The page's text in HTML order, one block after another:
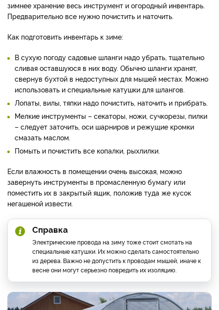
зимнее хранение весь инструмент и огородный инвентарь.
Предварительно все нужно почистить и наточить.
Как подготовить инвентарь к зиме:
В сухую погоду садовые шланги надо убрать, тщательно
сливая оставшуюся в них воду. Обычно шланги хранят,
свернув бухтой в недоступных для мышей местах. Можно
использовать и специальные катушки для шлангов.
Лопаты, вилы, тяпки надо почистить, наточить и прибрать.
Мелкие инструменты – секаторы, ножи, сучкорезы, пилки
– следует заточить, оси шарниров и режущие кромки
смазать маслом.
Помыть и почистить все копалки, рыхлилки.
Если влажность в помещении очень высокая, можно
завернуть инструменты в промасленную бумагу или
поместить их в закрытый ящик, положив туда же кусок
негашеной извести.
Справка
Электрические провода на зиму тоже стоит смотать на
специальные катушки. Их можно сделать самостоятельно
из дерева. Важно не допустить к проводам мышей, иначе к
весне они могут серьезно повредить их изоляцию.